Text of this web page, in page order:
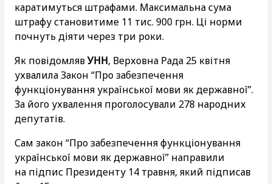
каратимуться штрафами. Максимальна сума
штрафу становитиме 11 тис. 900 грн. Ці норми
почнуть діяти через три роки.
Як повідомлявУНН, Верховна Рада 25 квітня
ухвалила Закон “Про забезпечення
функціонування української мови як державної”.
За його ухвалення проголосували 278 народних
депутатів.
Сам закон “Про забезпечення функціонування
української мови як державної” направили
на підпис Президенту 14 травня, який підписав